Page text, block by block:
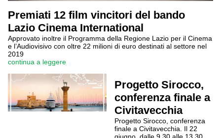
Premiati 12 film vincitori del bando
Lazio Cinema International
Approvato inoltre il Programma della Regione Lazio per il Cinema
e l’Audiovisivo con oltre 22 milioni di euro destinati al settore nel
2019
continua a leggere
Progetto Sirocco,
conferenza finale a
Civitavecchia
Progetto Sirocco, conferenza
finale a Civitavecchia. Il 22